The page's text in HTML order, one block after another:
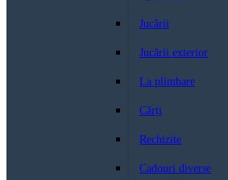
Jucării
Jucării exterior
La plimbare
Cărți
Rechizite
Cadouri diverse